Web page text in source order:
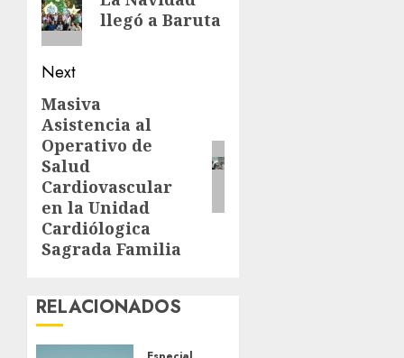
post:
llegó a Baruta
Next
Next
post:
Masiva
Asistencia al
Operativo de
Salud
Cardiovascular
en la Unidad
Cardiólogica
Sagrada Familia
RELACIONADOS